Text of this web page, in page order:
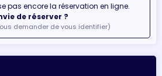
pas encore la réservation en ligne.
de réserver ?
demander de vous identifier)